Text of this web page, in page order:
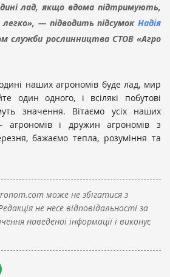
лад, якщо вдома підтримують,
— підводить підсумок Надія
служби рослинництва СТОВ «Агро
наших агрономів буде лад, мир
один одного, і всілякі побутові
значення. Вітаємо усіх наших
агрономів і дружин агрономів з
бажаємо тепла, розуміння та
може не збігатися з
не несе відповідальності за
наведеної інформації і виконує